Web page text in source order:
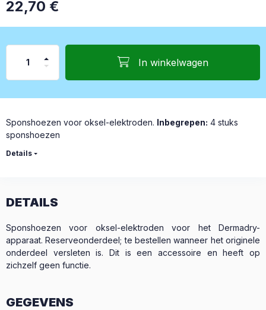
22,70 €
In winkelwagen
Sponshoezen voor oksel-elektroden. Inbegrepen: 4 stuks
sponshoezen
Details
DETAILS
Sponshoezen voor oksel-elektroden voor het Dermadry-
apparaat. Reserveonderdeel; te bestellen wanneer het originele
onderdeel versleten is. Dit is een accessoire en heeft op
zichzelf geen functie.
GEGEVENS